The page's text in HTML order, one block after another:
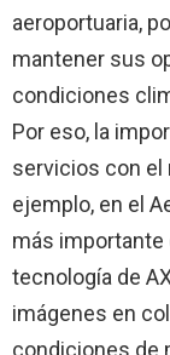
aeroportuaria,
mantener sus
condiciones
Por eso, la
servicios con el
ejemplo, en el
más importante
tecnología de
imágenes en
condiciones de